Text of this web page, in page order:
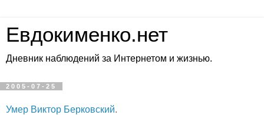
Евдокименко.нет
Дневник наблюдений за Интернетом и жизнью.
2005-07-25
Умер Виктор Берковский.